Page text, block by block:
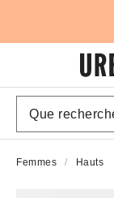
Femmes Hauts